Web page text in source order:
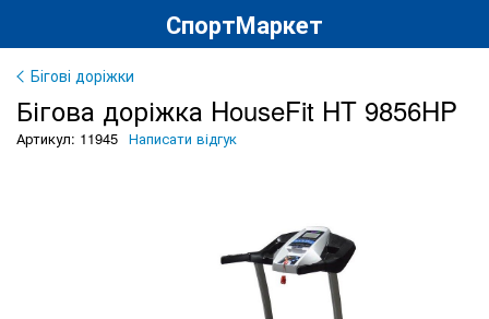
СпортМаркет
Бігові доріжки
Бігова доріжка HouseFit HT 9856HP
Артикул: 11945 Написати відгук